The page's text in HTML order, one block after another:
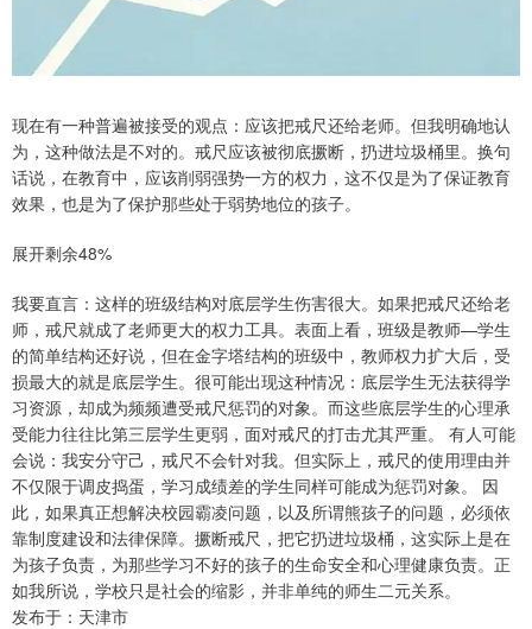
现在有一种普遍被接受的观点：应该把戒尺还给老师。但我明确地认
为，这种做法是不对的。戒尺应该被彻底撅断，扔进垃圾桶里。换句
话说，在教育中，应该削弱强势一方的权力，这不仅是为了保证教育
效果，也是为了保护那些处于弱势地位的孩子。
展开剩余48%
我要直言：这样的班级结构对底层学生伤害很大。如果把戒尺还给老
师，戒尺就成了老师更大的权力工具。表面上看，班级是教师—学生
的简单结构还好说，但在金字塔结构的班级中，教师权力扩大后，受
损最大的就是底层学生。很可能出现这种情况：底层学生无法获得学
习资源，却成为频频遭受戒尺惩罚的对象。而这些底层学生的心理承
受能力往往比第三层学生更弱，面对戒尺的打击尤其严重。 有人可能
会说：我安分守己，戒尺不会针对我。但实际上，戒尺的使用理由并
不仅限于调皮捣蛋，学习成绩差的学生同样可能成为惩罚对象。 因
此，如果真正想解决校园霸凌问题，以及所谓熊孩子的问题，必须依
靠制度建设和法律保障。撅断戒尺，把它扔进垃圾桶，这实际上是在
为孩子负责，为那些学习不好的孩子的生命安全和心理健康负责。正
如我所说，学校只是社会的缩影，并非单纯的师生二元关系。
发布于：天津市